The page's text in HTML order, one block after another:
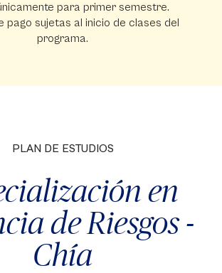
para primer semestre.
pago sujetas al inicio de clases del
programa.
PLAN DE ESTUDIOS
en
de Riesgos -
Chía